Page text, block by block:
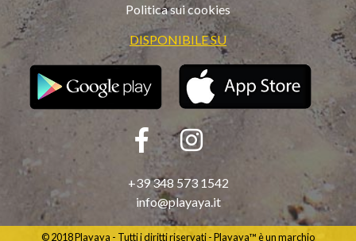
Politica sui cookies
DISPONIBILE SU
+39 348 573 1542
info@playaya.it
© 2018 Playaya - Tutti i diritti riservati - Playaya™ è un marchio